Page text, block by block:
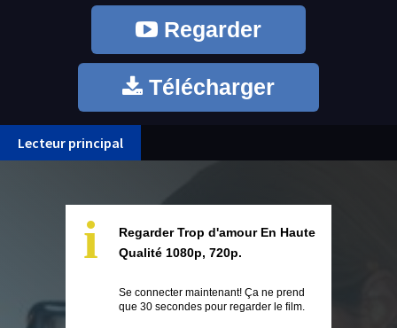
Regarder
Télécharger
Lecteur principal
i
Regarder Trop d'amour En Haute
Qualité 1080p, 720p.
Se connecter maintenant! Ça ne prend
que 30 secondes pour regarder le film.